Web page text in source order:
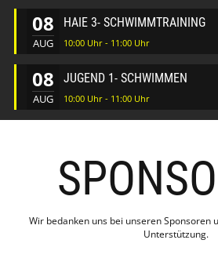
08
AUG
HAIE 3- SCHWIMMTRAINING
10:00 Uhr - 11:00 Uhr
08
AUG
JUGEND 1- SCHWIMMEN
10:00 Uhr - 11:00 Uhr
Wir bedanken uns bei unseren Sponsoren
Unterstützung.